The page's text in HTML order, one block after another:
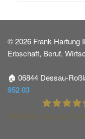
© 2026 Frank Hartung
Erbschaft, Beruf,
🏠 06844 Dessau-
952 03
263 Bewertungen auf